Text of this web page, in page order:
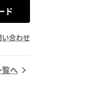
ド
合わせ
へ